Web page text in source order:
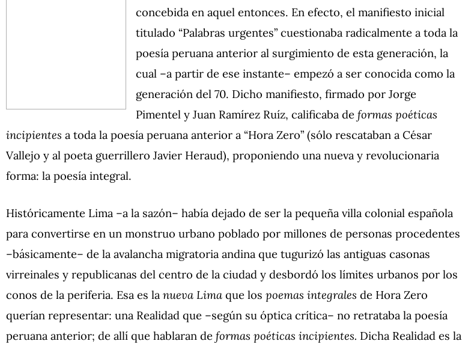
concebida en aquel entonces. En efecto, el manifiesto inicial
titulado “Palabras urgentes” cuestionaba radicalmente a toda la
poesía peruana anterior al surgimiento de esta generación, la
cual –a partir de ese instante– empezó a ser conocida como la
generación del 70. Dicho manifiesto, firmado por Jorge
Pimentel y Juan Ramírez Ruíz, calificaba de formas poéticas
incipientes a toda la poesía peruana anterior a “Hora Zero” (sólo rescataban a César
Vallejo y al poeta guerrillero Javier Heraud), proponiendo una nueva y revolucionaria
forma: la poesía integral.
Históricamente Lima –a la sazón– había dejado de ser la pequeña villa colonial española
para convertirse en un monstruo urbano poblado por millones de personas procedentes
–básicamente– de la avalancha migratoria andina que tugurizó las antiguas casonas
virreinales y republicanas del centro de la ciudad y desbordó los límites urbanos por los
conos de la periferia. Esa es la nueva Lima que los poemas integrales de Hora Zero
querían representar: una Realidad que –según su óptica crítica– no retrataba la poesía
peruana anterior; de allí que hablaran de formas poéticas incipientes. Dicha Realidad es la